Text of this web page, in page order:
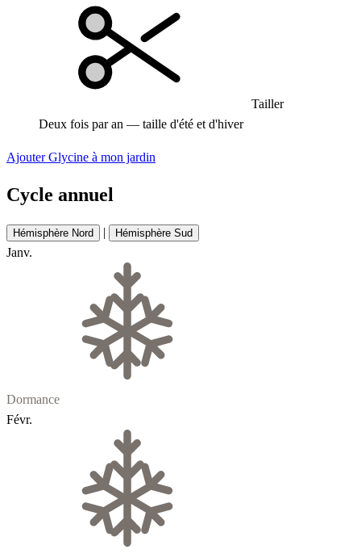
Tailler
Deux fois par an — taille d'été et d'hiver
Ajouter Glycine à mon jardin
Cycle annuel
Hémisphère Nord | Hémisphère Sud
Janv.
Dormance
Févr.